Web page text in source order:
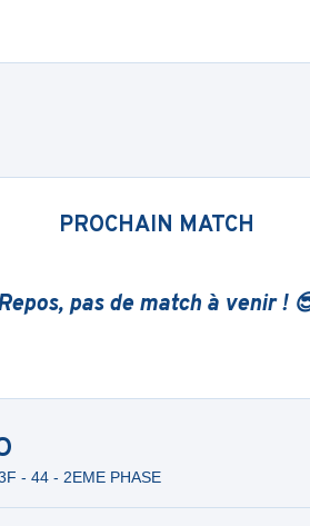
PROCHAIN MATCH
pas de match à venir !
- 44 - 2EME PHASE